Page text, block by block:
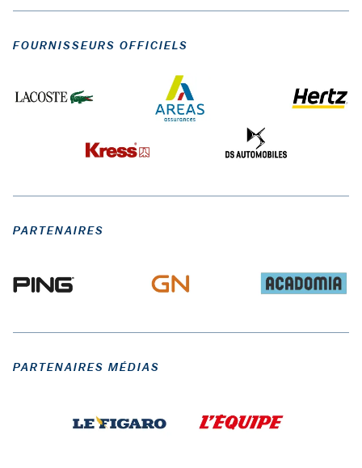
FOURNISSEURS OFFICIELS
PARTENAIRES
PARTENAIRES MÉDIAS